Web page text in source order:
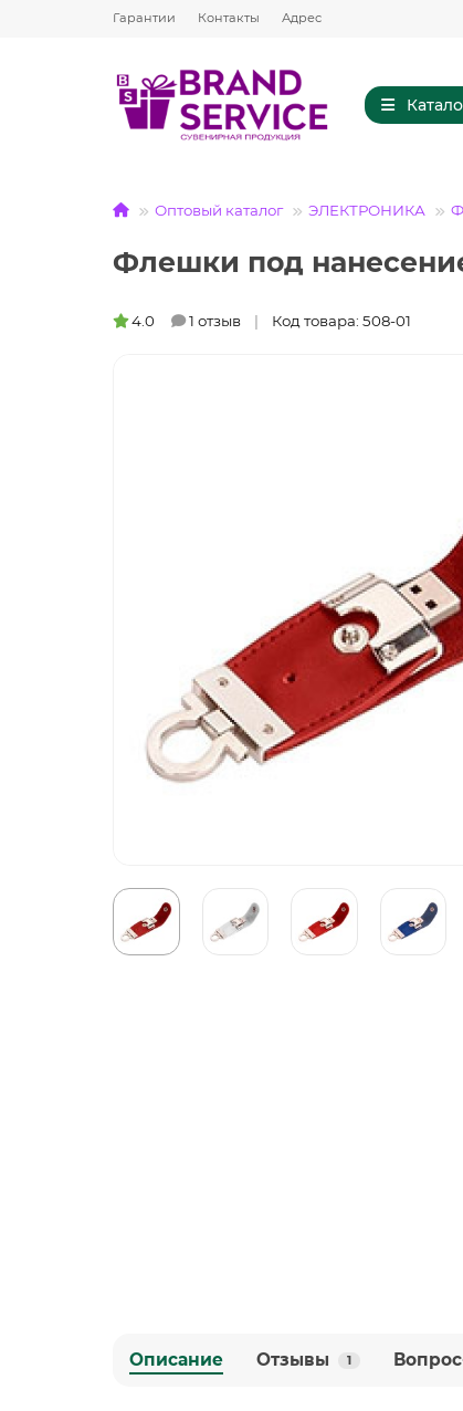
Гарантии Контакты Адрес
Оптовый каталог ЭЛЕКТРОНИКА
Флешки под
4.0 1 отзыв Код товара: 508-01
Описание Отзывы 1